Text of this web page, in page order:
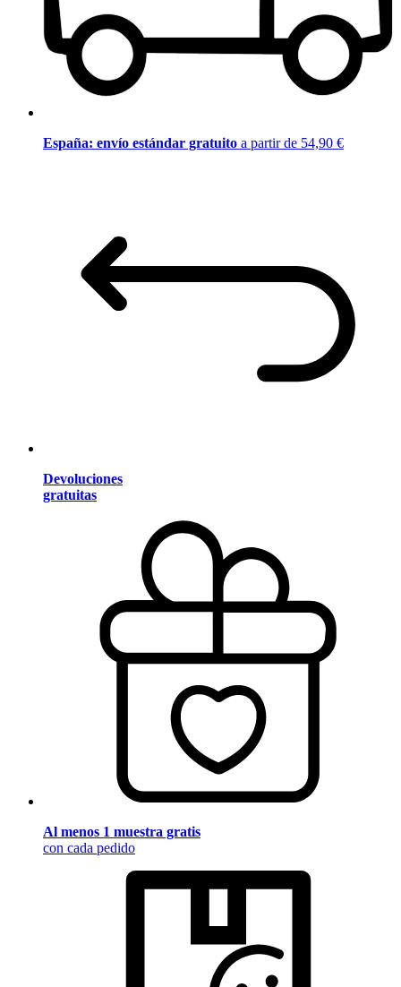
España: envío estándar gratuito a partir de 54,90 €
Devoluciones
gratuitas
Al menos 1 muestra gratis
con cada pedido